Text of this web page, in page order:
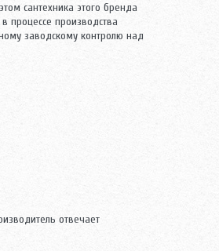
сантехника этого бренда
процессе производства
заводскому контролю над
отвечает